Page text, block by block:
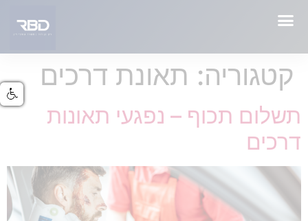
קטגוריה: תאונת דרכים
תשלום תכוף – נפגעי תאונות
דרכים